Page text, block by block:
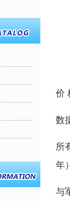
价
数
所
年
与